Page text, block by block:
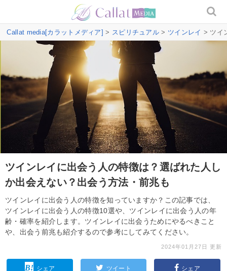
Callat media[カラットメディア] > スピリチュアル > ツインレイ > ツイ
ツインレイに出会う人の特徴は？選ばれた人し
か出会えない？出会う方法・前兆も
ツインレイに出会う人の特徴を知っていますか？この記事では、
ツインレイに出会う人の特徴10選や、ツインレイに出会う人の年
齢・確率を紹介します。ツインレイに出会うためにやるべきこと
や、出会う前兆も紹介するので参考にしてみてください。
2024年01月27日 更新
シェア ツイート シェア